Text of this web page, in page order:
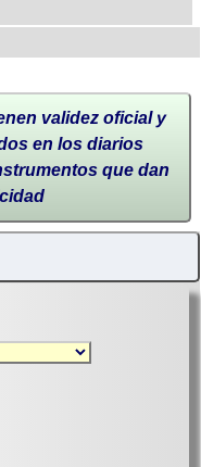
validez oficial y
en los diarios
que dan